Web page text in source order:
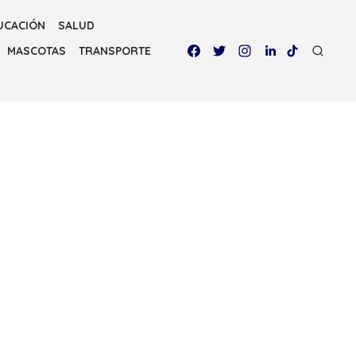
SALUD
MASCOTAS
TRANSPORTE